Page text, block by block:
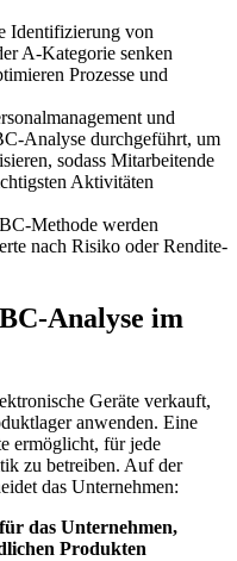
Identifizierung von
A-Kategorie senken
Prozesse und
und
Analyse durchgeführt, um
sodass Mitarbeitende
Aktivitäten
Methode werden
nach Risiko oder Rendite-
Analyse im
Geräte verkauft,
anwenden. Eine
ermöglicht, für jede
zu betreiben. Auf der
das Unternehmen:
das Unternehmen,
Produkten